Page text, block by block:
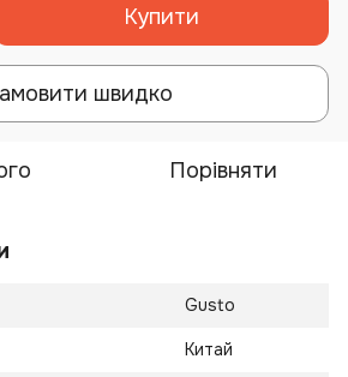
Купити
швидко
Порівняти
Gusto
Китай